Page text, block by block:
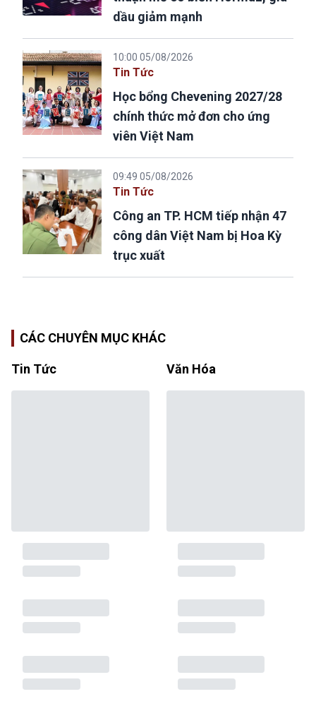
dầu giảm mạnh
10:00 05/08/2026
Tin Tức
Học bổng Chevening 2027/28
chính thức mở đơn cho ứng
viên Việt Nam
09:49 05/08/2026
Tin Tức
Công an TP. HCM tiếp nhận 47
công dân Việt Nam bị Hoa Kỳ
trục xuất
CÁC CHUYÊN MỤC KHÁC
Tin Tức Văn Hóa